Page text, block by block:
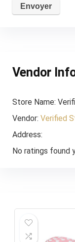
Vendor
Store Name:
Vendor: Verified
Address:
No ratings found